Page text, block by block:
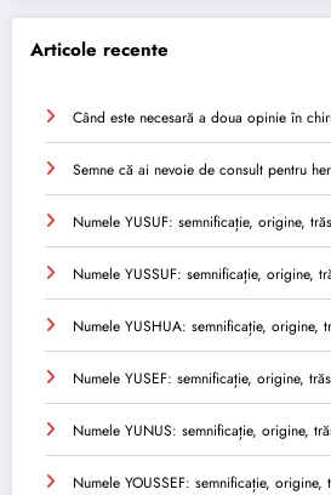
Articole recente
Când este necesară a doua opinie în
Semne că ai nevoie de consult pentru
Numele YUSUF: semnificație, origine,
Numele YUSSUF: semnificație, origine,
Numele YUSHUA: semnificație, origine,
Numele YUSEF: semnificație, origine,
Numele YUNUS: semnificație, origine,
Numele YOUSSEF: semnificație,